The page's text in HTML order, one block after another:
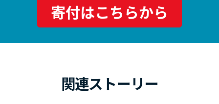
寄付はこちらから
関連ストーリー